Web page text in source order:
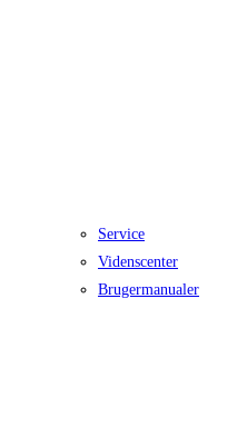
Service
Videnscenter
Brugermanualer